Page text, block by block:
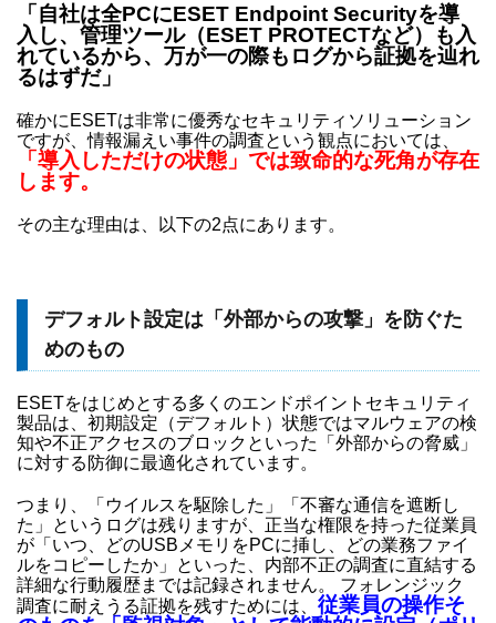
「自社は全PCにESET Endpoint Securityを導
入し、管理ツール（ESET PROTECTなど）も入
れているから、万が一の際もログから証拠を辿れ
るはずだ」
確かにESETは非常に優秀なセキュリティソリューション
ですが、情報漏えい事件の調査という観点においては、
「導入しただけの状態」では致命的な死角が存在
します。
その主な理由は、以下の2点にあります。
デフォルト設定は「外部からの攻撃」を防ぐた
めのもの
ESETをはじめとする多くのエンドポイントセキュリティ
製品は、初期設定（デフォルト）状態ではマルウェアの検
知や不正アクセスのブロックといった「外部からの脅威」
に対する防御に最適化されています。
つまり、「ウイルスを駆除した」「不審な通信を遮断し
た」というログは残りますが、正当な権限を持った従業員
が「いつ、どのUSBメモリをPCに挿し、どの業務ファイ
ルをコピーしたか」といった、内部不正の調査に直結する
詳細な行動履歴までは記録されません。 フォレンジック
調査に耐えうる証拠を残すためには、 従業員の操作そ